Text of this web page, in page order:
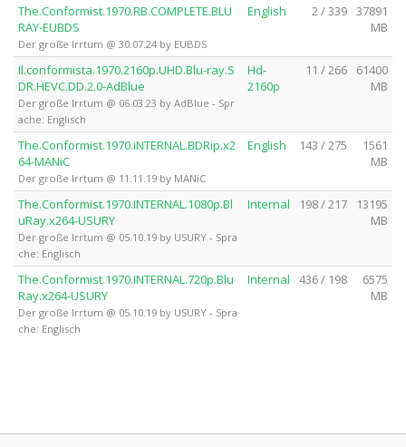
The.Conformist.1970.RB.COMPLETE.BLU
RAY-EUBDS
Der große Irrtum @ 30.07.24 by EUBDS
English 2 / 339 37891
MB
Il.conformista.1970.2160p.UHD.Blu-ray.S
DR.HEVC.DD.2.0-AdBlue
Der große Irrtum @ 06.03.23 by AdBlue - Spr
ache: Englisch
Hd-
2160p
11 / 266
61400
MB
The.Conformist.1970.iNTERNAL.BDRip.x2
64-MANiC
Der große Irrtum @ 11.11.19 by MANiC
English 143 / 275
1561
MB
The.Conformist.1970.INTERNAL.1080p.Bl
uRay.x264-USURY
Der große Irrtum @ 05.10.19 by USURY - Spra
che: Englisch
Internal 198 / 217
13195
MB
The.Conformist.1970.INTERNAL.720p.Blu
Ray.x264-USURY
Der große Irrtum @ 05.10.19 by USURY - Spra
che: Englisch
Internal 436 / 198
6575
MB